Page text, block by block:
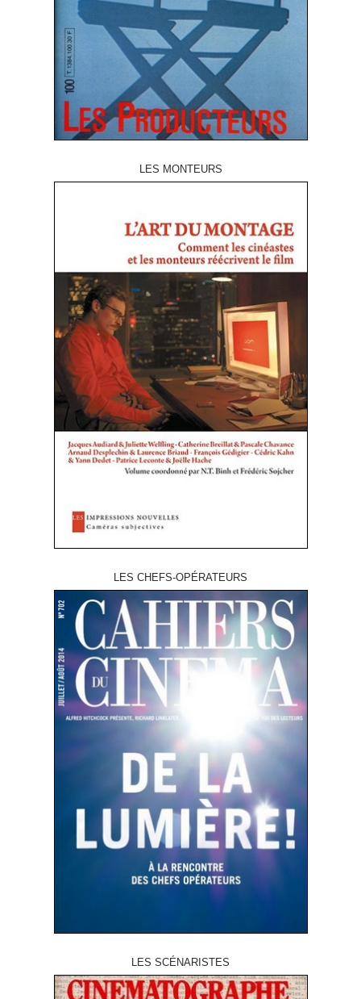
LES MONTEURS
LES CHEFS-OPÉRATEURS
LES SCÉNARISTES